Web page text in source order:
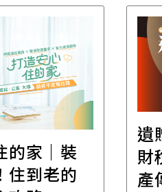
直播課│
授，讓資
效率
百
經